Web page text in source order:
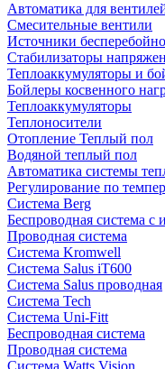
Автоматика для
Смесительные вентили
Источники
Стабилизаторы
Теплоаккумуляторы и
Бойлеры косвенного
Теплоаккумуляторы
Теплоносители
Отопление Теплый пол
Водяной теплый пол
Автоматика системы
Регулирование по
Система Berg
Беспроводная система с
Проводная система
Система Kromwell
Система Salus iT600
Система Salus проводная
Система Tech
Система Uni-Fitt
Беспроводная система
Проводная система
Система Watts Vision